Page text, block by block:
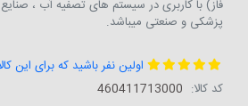
فاز) با کاربری در سیستم های تصفیه آب ،
پزشکی و صنعتی میباشد.
اولین نفر باشید که برای این
کد کالا: 460411713000